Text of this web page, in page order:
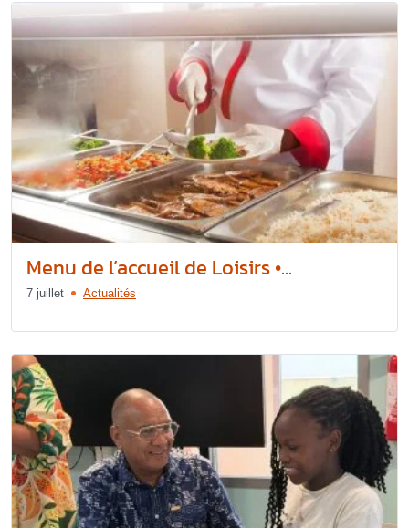
Menu de l’accueil de Loisirs •...
7 juillet Actualités